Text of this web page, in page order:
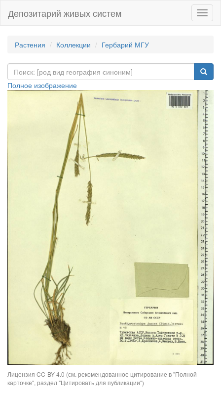
Депозитарий живых систем
Растения Коллекции Гербарий МГУ
Полное изображение
Лицензия CC-BY 4.0 (см. рекомендованное цитирование в "Полной
карточке", раздел "Цитировать для публикации")